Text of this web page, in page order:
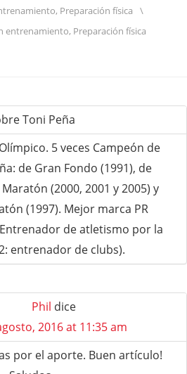
, Preparación física
\
entrenamiento, Preparación física
Toni Peña
5 veces Campeón de
de Gran Fondo (1991), de
(2000, 2001 y 2005) y
(1997). Mejor marca PR
de atletismo por la
entrenador de clubs).
Phil dice
2016 at 11:35 am
por el aporte. Buen artículo!